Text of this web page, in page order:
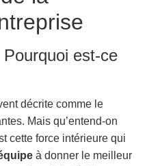
est-ce
décrite comme le
Mais qu’entend-on
cette force intérieure qui
à donner le meilleur